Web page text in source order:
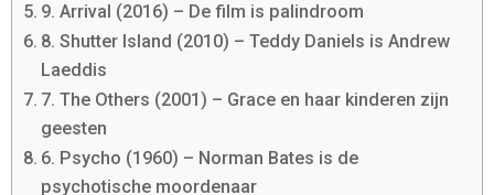
9. Arrival (2016) – De film is palindroom
8. Shutter Island (2010) – Teddy Daniels is Andrew
Laeddis
7. The Others (2001) – Grace en haar kinderen zijn
geesten
6. Psycho (1960) – Norman Bates is de
psychotische moordenaar